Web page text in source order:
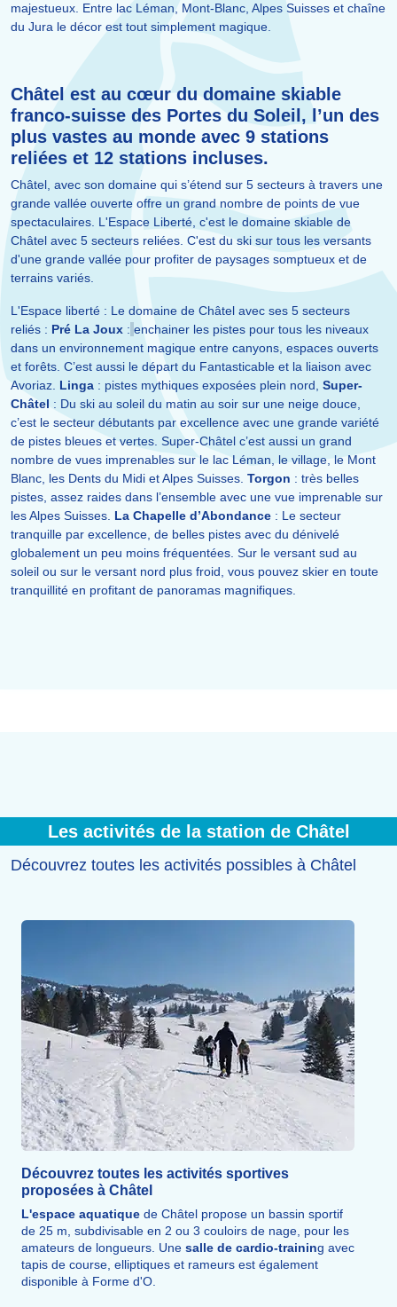
majestueux. Entre lac Léman, Mont-Blanc, Alpes Suisses et chaîne
du Jura le décor est tout simplement magique.
Châtel est au cœur du domaine skiable
franco-suisse des Portes du Soleil, l’un des
plus vastes au monde avec 9 stations
reliées et 12 stations incluses.
Châtel, avec son domaine qui s’étend sur 5 secteurs à travers une
grande vallée ouverte offre un grand nombre de points de vue
spectaculaires. L'Espace Liberté, c'est le domaine skiable de
Châtel avec 5 secteurs reliées. C'est du ski sur tous les versants
d'une grande vallée pour profiter de paysages somptueux et de
terrains variés.
L'Espace liberté : Le domaine de Châtel avec ses 5 secteurs
reliés : Pré La Joux : enchainer les pistes pour tous les niveaux
dans un environnement magique entre canyons, espaces ouverts
et forêts. C’est aussi le départ du Fantasticable et la liaison avec
Avoriaz. Linga : pistes mythiques exposées plein nord, Super-
Châtel : Du ski au soleil du matin au soir sur une neige douce,
c’est le secteur débutants par excellence avec une grande variété
de pistes bleues et vertes. Super-Châtel c’est aussi un grand
nombre de vues imprenables sur le lac Léman, le village, le Mont
Blanc, les Dents du Midi et Alpes Suisses. Torgon : très belles
pistes, assez raides dans l’ensemble avec une vue imprenable sur
les Alpes Suisses. La Chapelle d’Abondance : Le secteur
tranquille par excellence, de belles pistes avec du dénivelé
globalement un peu moins fréquentées. Sur le versant sud au
soleil ou sur le versant nord plus froid, vous pouvez skier en toute
tranquillité en profitant de panoramas magnifiques.
Les activités de la station de Châtel
Découvrez toutes les activités possibles à Châtel
Découvrez toutes les activités sportives
proposées à Châtel
L'espace aquatique de Châtel propose un bassin sportif
de 25 m, subdivisable en 2 ou 3 couloirs de nage, pour les
amateurs de longueurs. Une salle de cardio-training avec
tapis de course, elliptiques et rameurs est également
disponible à Forme d'O.